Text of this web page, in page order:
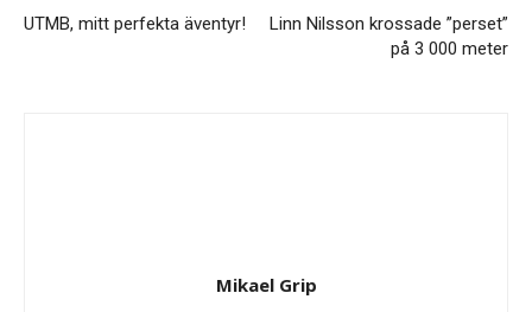
UTMB, mitt perfekta äventyr!
Linn Nilsson krossade ”perset”
på 3 000 meter
Mikael Grip